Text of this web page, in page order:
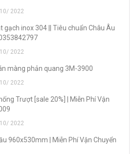
10/ 2022
gạch inox 304 || Tiêu chuẩn Châu Âu
10/ 2022
màng phản quang 3M-3900
10/ 2022
Trượt [sale 20%] | Miễn Phí Vận
10/ 2022
960x530mm | Miễn Phí Vận Chuyển